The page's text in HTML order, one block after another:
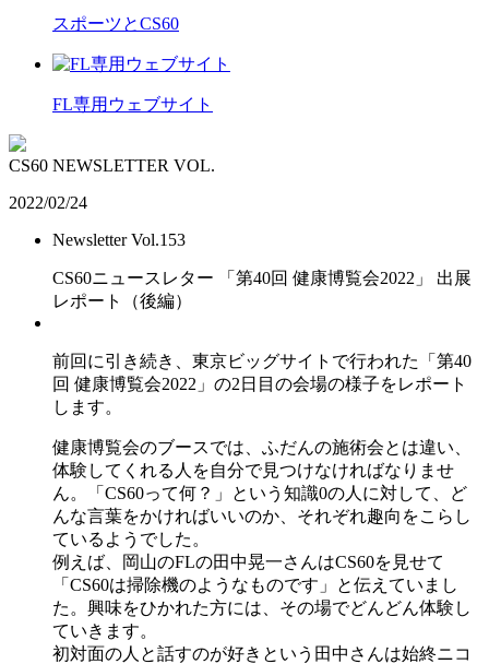
スポーツとCS60
FL専用ウェブサイト
CS60 NEWSLETTER VOL.
2022/02/24
Newsletter Vol.153
CS60ニュースレター 「第40回 健康博覧会2022」 出展
レポート（後編）
前回に引き続き、東京ビッグサイトで行われた「第40
回 健康博覧会2022」の2日目の会場の様子をレポート
します。
健康博覧会のブースでは、ふだんの施術会とは違い、
体験してくれる人を自分で見つけなければなりませ
ん。「CS60って何？」という知識0の人に対して、ど
んな言葉をかければいいのか、それぞれ趣向をこらし
ているようでした。
例えば、岡山のFLの田中晃一さんはCS60を見せて
「CS60は掃除機のようなものです」と伝えていまし
た。興味をひかれた方には、その場でどんどん体験し
ていきます。
初対面の人と話すのが好きという田中さんは始終ニコ